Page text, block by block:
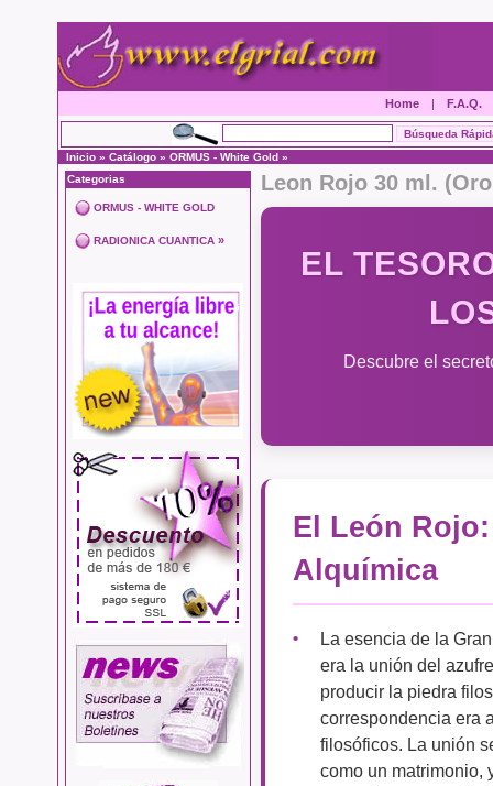
Home | F.A.Q.
Inicio » Catálogo » ORMUS - White Gold »
Categorias
ORMUS - WHITE GOLD
RADIONICA CUANTICA »
Leon Rojo 30 ml.
EL
Descubre el
El León
Alquímica
La esencia de la
era la unión del
producir la piedra
correspondencia era
filosóficos. La unión
como un matrimonio,